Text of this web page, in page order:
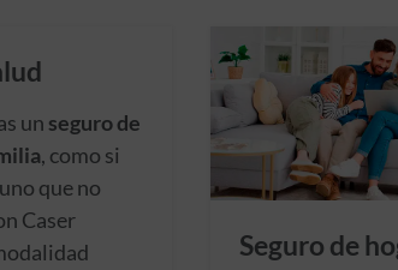
un seguro de
, como si
que no
Caser
Seguro de